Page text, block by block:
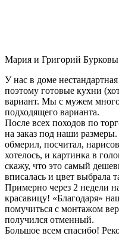
Мария и Григорий Бурковы
У нас в доме
поэтому готовые кухни
вариант. Мы с мужем
подходящего варианта.
После всех походов по
на заказ под наши
обмерил, посчитал,
хотелось, и картинка в
скажу, что это самый
вписалась и цвет выбрала
Примерно через 2 недели
красавицу! «Благодаря»
помучиться с монтажом
получился отменный.
Большое всем спасибо!